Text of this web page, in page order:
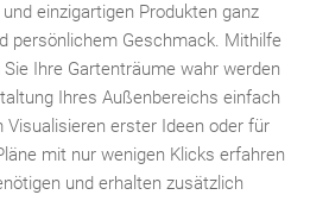
einzigartigen Produkten ganz
persönlichem Geschmack. Mithilfe
Ihre Gartenträume wahr werden
Ihres Außenbereichs einfach
Visualisieren erster Ideen oder für
mit nur wenigen Klicks erfahren
und erhalten zusätzlich